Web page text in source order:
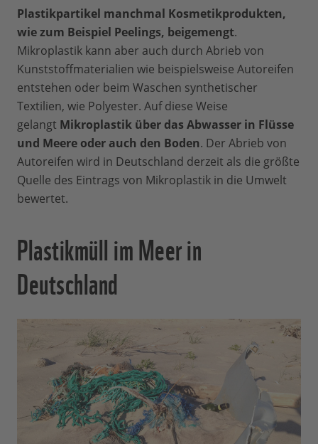
Plastikpartikel manchmal Kosmetikprodukten,
wie zum Beispiel Peelings, beigemengt.
Mikroplastik kann aber auch durch Abrieb von
Kunststoffmaterialien wie beispielsweise Autoreifen
entstehen oder beim Waschen synthetischer
Textilien, wie Polyester. Auf diese Weise
gelangt Mikroplastik über das Abwasser in Flüsse
und Meere oder auch den Boden. Der Abrieb von
Autoreifen wird in Deutschland derzeit als die größte
Quelle des Eintrags von Mikroplastik in die Umwelt
bewertet.
Plastikmüll im Meer in
Deutschland